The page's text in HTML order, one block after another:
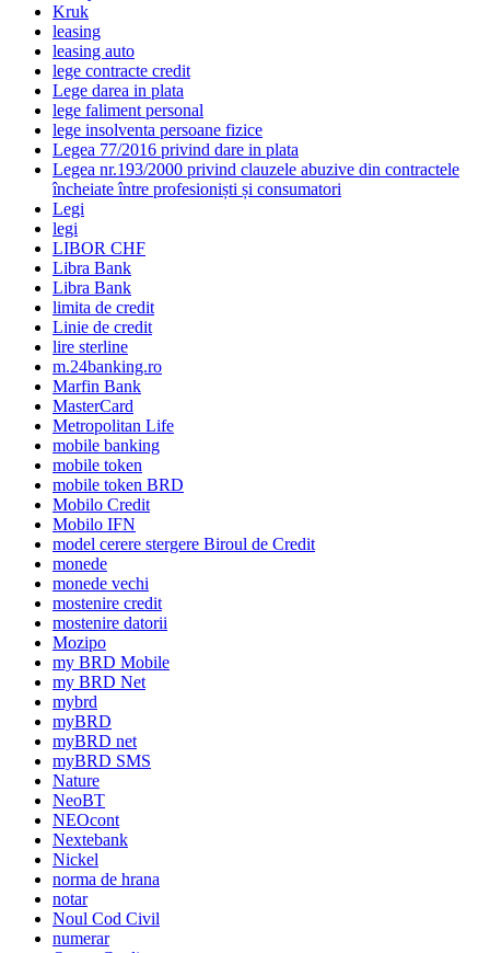
Kruk
leasing
leasing auto
lege contracte credit
Lege darea in plata
lege faliment personal
lege insolventa persoane fizice
Legea 77/2016 privind dare in plata
Legea nr.193/2000 privind clauzele abuzive din contractele
încheiate între profesioniști și consumatori
Legi
legi
LIBOR CHF
Libra Bank
Libra Bank
limita de credit
Linie de credit
lire sterline
m.24banking.ro
Marfin Bank
MasterCard
Metropolitan Life
mobile banking
mobile token
mobile token BRD
Mobilo Credit
Mobilo IFN
model cerere stergere Biroul de Credit
monede
monede vechi
mostenire credit
mostenire datorii
Mozipo
my BRD Mobile
my BRD Net
mybrd
myBRD
myBRD net
myBRD SMS
Nature
NeoBT
NEOcont
Nextebank
Nickel
norma de hrana
notar
Noul Cod Civil
numerar